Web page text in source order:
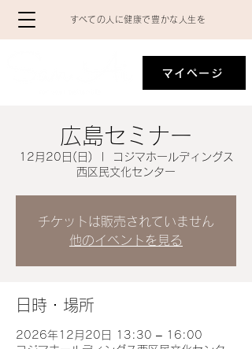
​すべての人に健康で豊かな人生を
マイページ
広島セミナー
12月20日(日)
コジマホールディングス
西区民文化センター
チケットは販売されていません
他のイベントを見る
日時・場所
2026年12月20日 13:30 – 16:00